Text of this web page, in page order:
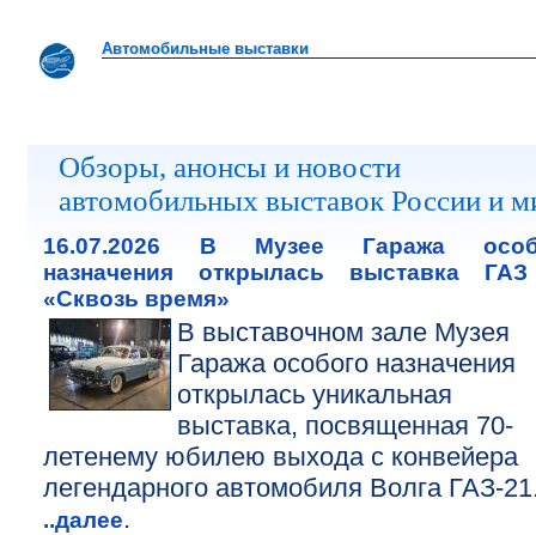
Автомобильные выставки
Автомобильные выставки
Обзоры, анонсы и новости
автомобильных выставок России и
16.07.2026 В Музее Гаража
назначения открылась выставка
«Сквозь время»
В выставочном зале Музея
Гаража особого назначения
открылась уникальная
выставка, посвященная 70-
летенему юбилею выхода с конвейера
легендарного автомобиля Волга ГАЗ-
..далее.